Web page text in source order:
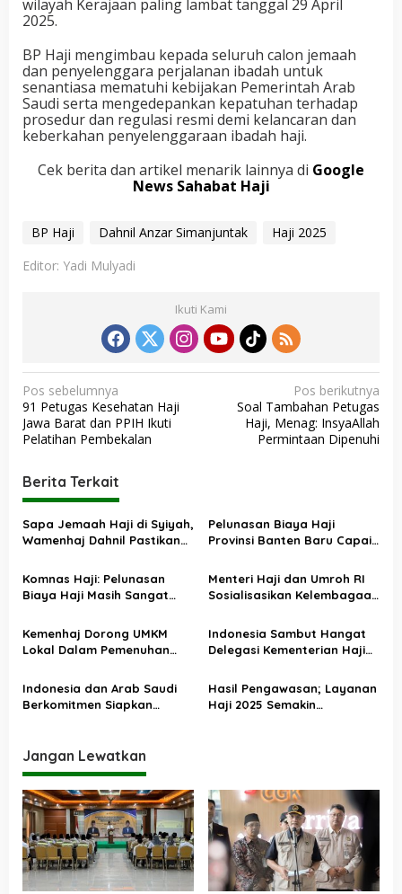
wilayah Kerajaan paling lambat tanggal 29 April
2025.
BP Haji mengimbau kepada seluruh calon jemaah
dan penyelenggara perjalanan ibadah untuk
senantiasa mematuhi kebijakan Pemerintah Arab
Saudi serta mengedepankan kepatuhan terhadap
prosedur dan regulasi resmi demi kelancaran dan
keberkahan penyelenggaraan ibadah haji.
Cek berita dan artikel menarik lainnya di Google
News Sahabat Haji
BP Haji Dahnil Anzar Simanjuntak
Haji 2025
Editor: Yadi Mulyadi
Ikuti Kami
N
a
v
g
a
s
p
s
Pos sebelumnya
91 Petugas Kesehatan Haji
Jawa Barat dan PPIH Ikuti
Pelatihan Pembekalan
Pos berikutnya
Soal Tambahan Petugas
Haji, Menag: InsyaAllah
Permintaan Dipenuhi
Berita Terkait
Sapa Jemaah Haji di Syiyah,
Wamenhaj Dahnil Pastikan
Konsumsi Optimal
Pelunasan Biaya Haji
Provinsi Banten Baru Capai
Komnas Haji: Pelunasan
Biaya Haji Masih Sangat
Menteri Haji dan Umroh RI
Sosialisasikan Kelembagaan
Penyelenggaraan Ibadah
Haji di Kanwil Jawa Barat
Kemenhaj Dorong UMKM
Lokal Dalam Pemenuhan
Indonesia Sambut Hangat
Delegasi Kementerian Haji
Indonesia dan Arab Saudi
Berkomitmen Siapkan
Hasil Pengawasan; Layanan
Haji 2025 Semakin
Jangan Lewatkan